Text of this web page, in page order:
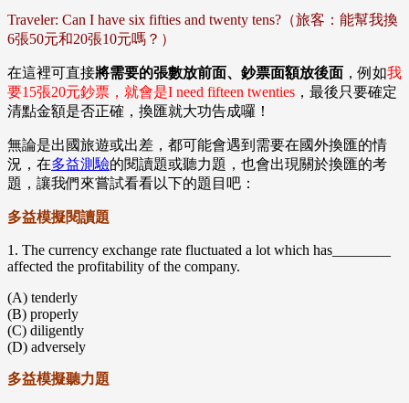
Traveler: Can I have six fifties and twenty tens?（旅客：能幫我換
6張50元和20張10元嗎？）
在這裡可直接將需要的張數放前面、鈔票面額放後面 ，例如我
要15張20元鈔票，就會是I need fifteen twenties ，最後只要確定
清點金額是否正確，換匯就大功告成囉！
無論是出國旅遊或出差，都可能會遇到需要在國外換匯的情
況，在多益測驗的閱讀題或聽力題，也會出現關於換匯的考
題，讓我們來嘗試看看以下的題目吧：
多益模擬閱讀題
1. The currency exchange rate fluctuated a lot which has________
affected the profitability of the company.
(A) tenderly
(B) properly
(C) diligently
(D) adversely
多益模擬聽力題